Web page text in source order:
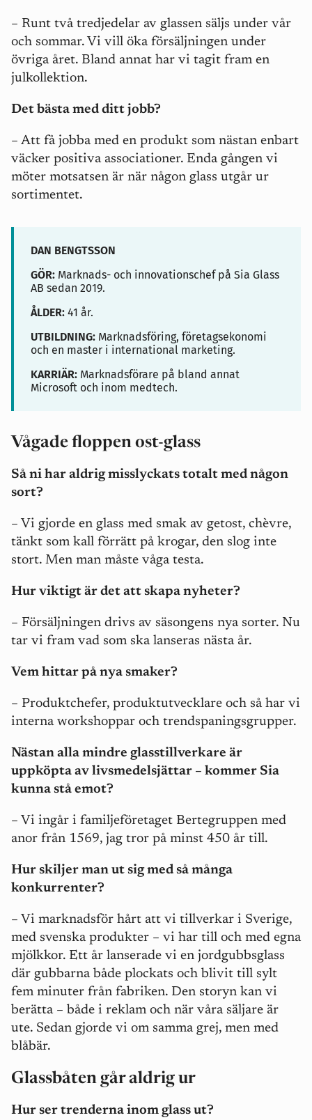
– Runt två tredjedelar av glassen säljs under vår
och sommar. Vi vill öka försäljningen under
övriga året. Bland annat har vi tagit fram en
julkollektion.
Det bästa med ditt jobb?
– Att få jobba med en produkt som nästan enbart
väcker positiva associationer. Enda gången vi
möter motsatsen är när någon glass utgår ur
sortimentet.
DAN BENGTSSON
GÖR: Marknads- och innovationschef på Sia Glass
AB sedan 2019.
ÅLDER: 41 år.
UTBILDNING: Marknadsföring, företagsekonomi
och en master i international marketing.
KARRIÄR: Marknadsförare på bland annat
Microsoft och inom medtech.
Vågade floppen ost-glass
Så ni har aldrig misslyckats totalt med någon
sort?
– Vi gjorde en glass med smak av getost, chèvre,
tänkt som kall förrätt på krogar, den slog inte
stort. Men man måste våga testa.
Hur viktigt är det att skapa nyheter?
– Försäljningen drivs av säsongens nya sorter. Nu
tar vi fram vad som ska lanseras nästa år.
Vem hittar på nya smaker?
– Produktchefer, produktutvecklare och så har vi
interna workshoppar och trendspaningsgrupper.
Nästan alla mindre glasstillverkare är
uppköpta av livsmedelsjättar – kommer Sia
kunna stå emot?
– Vi ingår i familjeföretaget Bertegruppen med
anor från 1569, jag tror på minst 450 år till.
Hur skiljer man ut sig med så många
konkurrenter?
– Vi marknadsför hårt att vi tillverkar i Sverige,
med svenska produkter – vi har till och med egna
mjölkkor. Ett år lanserade vi en jordgubbsglass
där gubbarna både plockats och blivit till sylt
fem minuter från fabriken. Den storyn kan vi
berätta – både i reklam och när våra säljare är
ute. Sedan gjorde vi om samma grej, men med
blåbär.
Glassbåten går aldrig ur
Hur ser trenderna inom glass ut?